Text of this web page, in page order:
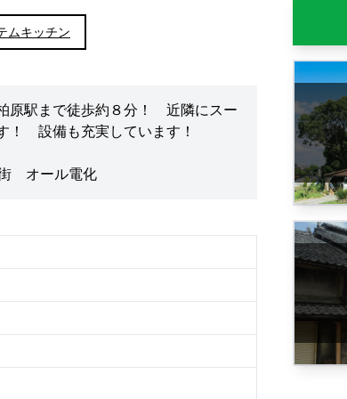
ムキッチン
駅まで徒歩約８分！ 近隣にスー
！ 設備も充実しています！
オール電化